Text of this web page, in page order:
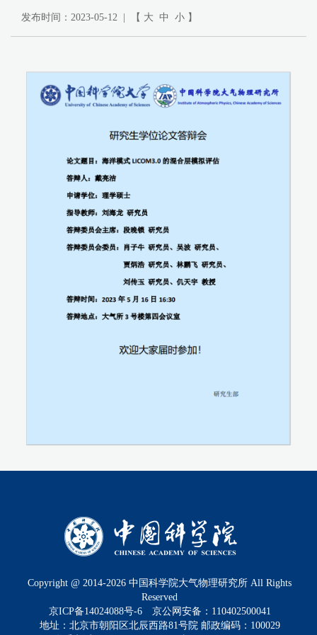
发布时间：2023-05-12 | 【 大 中 小 】
Copyright @ 2014-2026 中国科学院大气物理研究所 All Rights
Reserved
京ICP备14024088号-6
京公网安备：110402500041
地址：北京市朝阳区北辰西路81号院 邮政编码：100029